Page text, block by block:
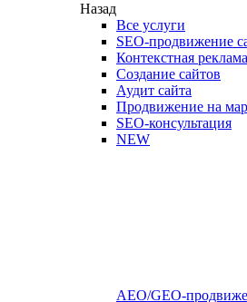
Назад
Все услуги
SEO-продвижение
Контекстная реклама
Создание сайтов
Аудит сайта
Продвижение на
SEO-консультация
NEW
AEO/GEO-